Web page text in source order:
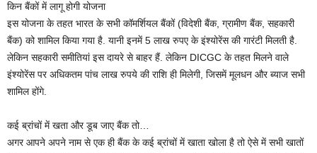
किन बैंकों में लागू होगी योजना
इस योजना के तहत भारत के सभी कॉ‍मर्शियल बैंकों (विदेशी बैंक, ग्रामीण बैंक, सहकारी
बैंक) को शामिल किया गया है. यानी इनमें 5 लाख रुपए के इंश्‍योरेंस की गारंटी मिलती है.
लेकिन सहकारी समीतियां इस दायरे से बाहर हैं. लेकिन DICGC के तहत मिलने वाले
इंश्‍योरेंस पर अधिकतम पांच लाख रुपये की राशि ही मिलेगी, जिसमें मूलधन और ब्याज सभी
शामिल होंगे.
कई ब्रांचों में खता और डूब जाए बैंक तो…
अगर आपने अपने नाम से एक ही बैंक के कई ब्रांचों में खाता खोला है तो ऐसे में सभी खातों